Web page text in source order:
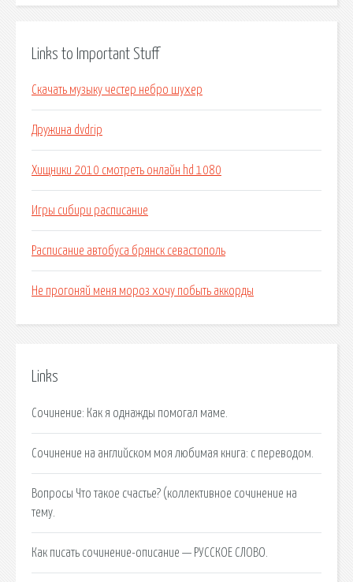
Links to Important Stuff
Скачать музыку честер небро шухер
Дружина dvdrip
Хищники 2010 смотреть онлайн hd 1080
Игры сибири расписание
Расписание автобуса брянск севастополь
Не прогоняй меня мороз хочу побыть аккорды
Links
Сочинение: Как я однажды помогал маме.
Сочинение на английском моя любимая книга: с переводом.
Вопросы Что такое счастье? (коллективное сочинение на
тему.
Как писать сочинение-описание — РУССКОЕ СЛОВО.